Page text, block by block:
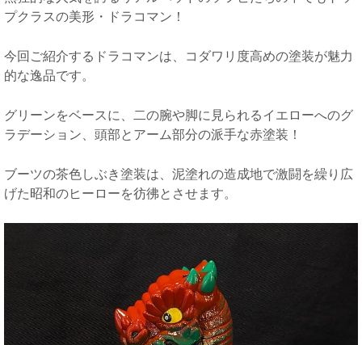
プクラスの美形・ドラコマン！
今回ご紹介するドラコマンは、コダワリ度高めの塗装が魅力
的な逸品です。
グリーンをベースに、二の腕や脚に見られるイエローへのグ
ラデーション、頭部とアーム部分の派手な赤塗装！
ブーツの茶色しぶき塗装は、泥塗れの造成地で激闘を繰り広
げた昭和のヒーローを彷彿とさせます。